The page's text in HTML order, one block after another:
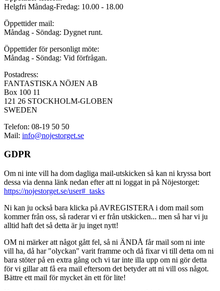
Helgfri Måndag-Fredag: 10.00 - 18.00
Öppettider mail:
Måndag - Söndag: Dygnet runt.
Öppettider för personligt möte:
Måndag - Söndag: Vid förfrågan.
Postadress:
FANTASTISKA NÖJEN AB
Box 100 11
121 26 STOCKHOLM-GLOBEN
SWEDEN
Telefon: 08-19 50 50
Mail: info@nojestorget.se
GDPR
Om ni inte vill ha dom dagliga mail-utskicken så kan ni kryssa bort
dessa via denna länk nedan efter att ni loggat in på Nöjestorget:
https://nojestorget.se/user#_tasks
Ni kan ju också bara klicka på AVREGISTERA i dom mail som
kommer från oss, så raderar vi er från utskicken... men så har vi ju
alltid haft det så detta är ju inget nytt!
OM ni märker att något gått fel, så ni ÄNDÅ får mail som ni inte
vill ha, då har "olyckan" varit framme och då fixar vi till detta om ni
bara stöter på en extra gång och vi tar inte illa upp om ni gör detta
för vi gillar att få era mail eftersom det betyder att ni vill oss något.
Bättre ett mail för mycket än ett för lite!